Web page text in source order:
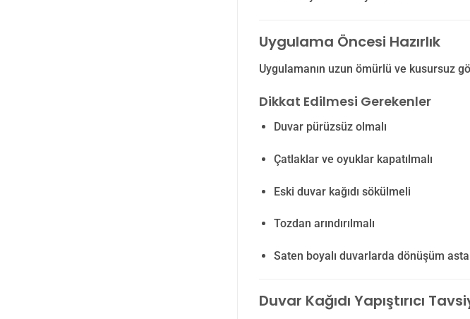
Uygulama Öncesi Hazırlık
Uygulamanın uzun ömürlü ve kusursuz
Dikkat Edilmesi Gerekenler
Duvar pürüzsüz olmalı
Çatlaklar ve oyuklar kapatılmalı
Eski duvar kağıdı sökülmeli
Tozdan arındırılmalı
Saten boyalı duvarlarda dönüşüm
Duvar Kağıdı Yapıştırıcı